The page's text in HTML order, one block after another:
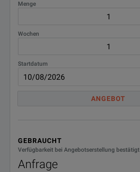
Menge
Wochen
Startdatum
ANGEBOT
GEBRAUCHT
Verfügbarkeit bei Angebotserstellung bestätigt
Anfrage